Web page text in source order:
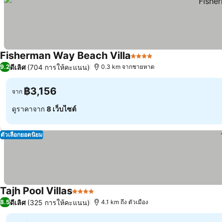
Fisherman Way Beach Villa4 ดาว
9.2ดีเลิศ (704 การให้คะแนน) 0.3 km จากชายหาด
จาก ฿3,156
ดูราคาจาก 8 เว็บไซต์
ตัวเลือกยอดนิยม
Tajh Pool Villas4 ดาว
8.5ดีเลิศ (325 การให้คะแนน) 4.1 km ถึง ตัวเมือง